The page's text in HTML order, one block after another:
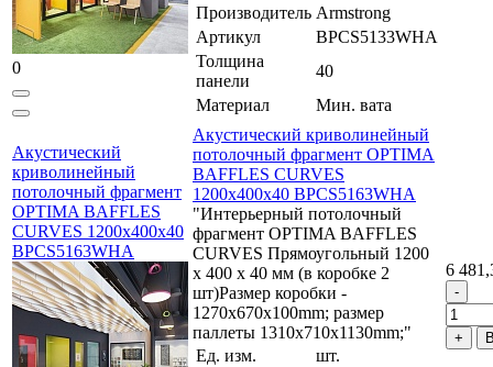
0
Производитель Armstrong
Артикул
BPCS5133WHA
Толщина
панели
40
Материал
Мин. вата
Акустический
криволинейный
потолочный фрагмент
OPTIMA BAFFLES
CURVES 1200x400x40
BPCS5163WHA
Акустический криволинейный
потолочный фрагмент OPTIMA
BAFFLES CURVES
1200x400x40 BPCS5163WHA
"Интерьерный потолочный
фрагмент OPTIMA BAFFLES
CURVES Прямоугольный 1200
x 400 x 40 мм (в коробке 2
шт)Размер коробки -
1270x670x100mm; размер
паллеты 1310х710х1130mm;"
Ед. изм.
шт.
6